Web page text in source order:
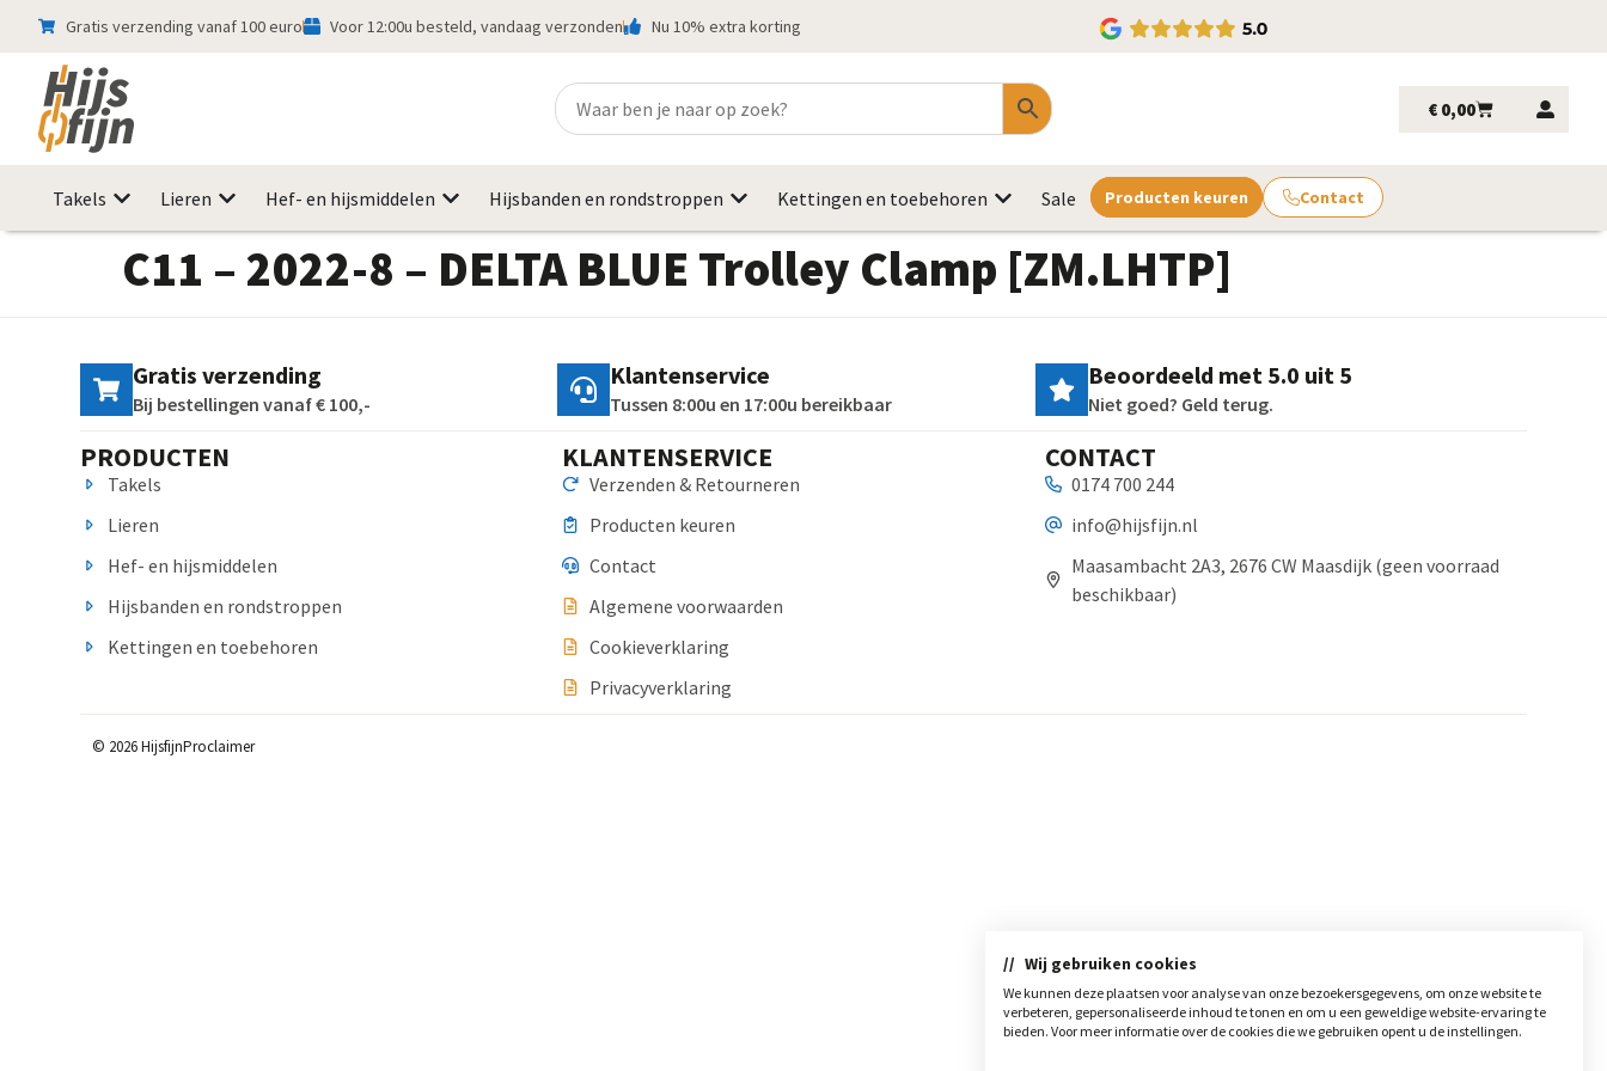
Gratis verzending vanaf 100 euro Voor 12:00u besteld, vandaag verzonden Nu 10% extra korting
€ 0,00
Takels Lieren Hef- en hijsmiddelen Hijsbanden en rondstroppen Kettingen en toebehoren Sale Producten keuren Contact
C11 – 2022-8 – DELTA BLUE Trolley Clamp [ZM.LHTP]
Gratis verzending
Bij bestellingen vanaf € 100,-
Klantenservice
Tussen 8:00u en 17:00u bereikbaar
Beoordeeld met 5.0 uit 5
Niet goed? Geld terug.
PRODUCTEN
Takels
Lieren
Hef- en hijsmiddelen
Hijsbanden en rondstroppen
Kettingen en toebehoren
KLANTENSERVICE
Verzenden & Retourneren
Producten keuren
Contact
Algemene voorwaarden
Cookieverklaring
Privacyverklaring
CONTACT
0174 700 244
info@hijsfijn.nl
​Maasambacht 2A3, 2676 CW Maasdijk (geen voorraad
beschikbaar)
© 2026 HijsfijnProclaimer
Wij gebruiken cookies
We kunnen deze plaatsen voor analyse van onze bezoekersgegevens, om onze website te
verbeteren, gepersonaliseerde inhoud te tonen en om u een geweldige website-ervaring te
bieden. Voor meer informatie over de cookies die we gebruiken opent u de instellingen.